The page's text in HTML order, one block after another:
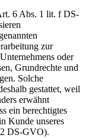
6 Abs. 1 lit. f DS-
zur
oder
Grundrechte und
Solche
gestattet, weil
erwähnt
ein berechtigtes
Kunde unseres
2 DS-GVO).